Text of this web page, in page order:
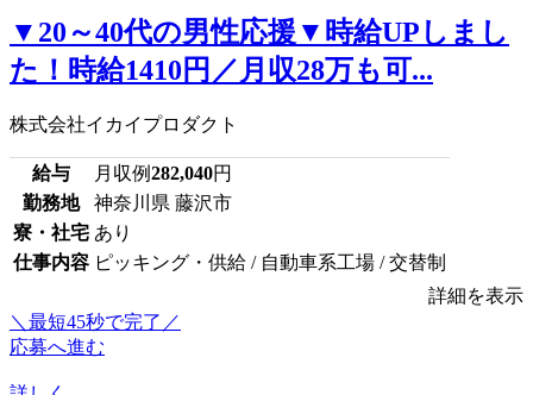
▼20～40代の男性応援▼時給UPしまし
た！時給1410円／月収28万も可...
株式会社イカイプロダクト
給与 月収例282,040円
勤務地
神奈川県 藤沢市
寮・社宅 あり
仕事内容 ピッキング・供給 / 自動車系工場 / 交替制
詳細を表示
＼最短45秒で完了／
応募へ進む